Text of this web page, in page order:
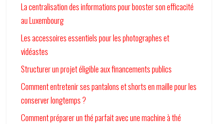
La centralisation des informations pour booster son efficacité
au Luxembourg
Les accessoires essentiels pour les photographes et
vidéastes
Structurer un projet éligible aux financements publics
Comment entretenir ses pantalons et shorts en maille pour les
conserver longtemps ?
Comment préparer un thé parfait avec une machine à thé